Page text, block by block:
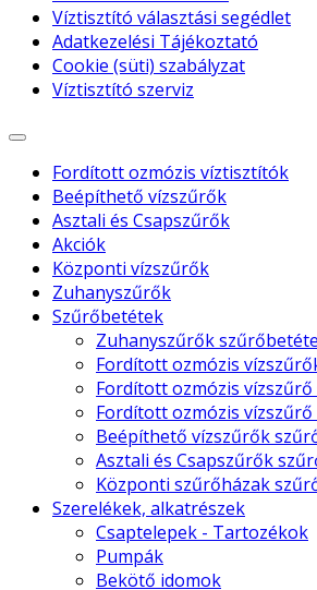
Víztisztító választási segédlet
Adatkezelési Tájékoztató
Cookie (süti) szabályzat
Víztisztító szerviz
Fordított ozmózis víztisztítók
Beépíthető vízszűrők
Asztali és Csapszűrők
Akciók
Központi vízszűrők
Zuhanyszűrők
Szűrőbetétek
Zuhanyszűrők
Fordított ozmózis
Fordított ozmózis
Fordított ozmózis
Beépíthető vízszűrők
Asztali és Csapszűrők
Központi szűrőházak
Szerelékek, alkatrészek
Csaptelepek - Tartozékok
Pumpák
Bekötő idomok